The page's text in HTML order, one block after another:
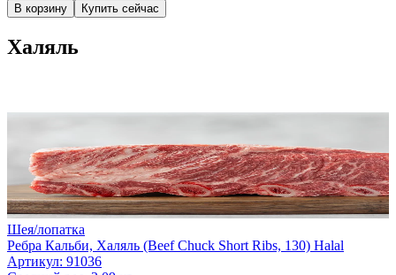
В корзину Купить сейчас
Халяль
Шея/лопатка
Ребра Кальби, Халяль (Beef Chuck Short Ribs, 130) Halal
Артикул: 91036